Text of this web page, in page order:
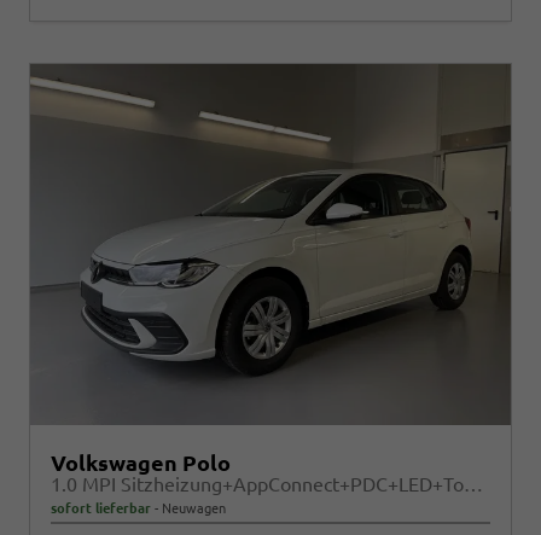
Volkswagen Polo
1.0 MPI Sitzheizung+AppConnect+PDC+LED+Touch+Lichtsensor+MultiLenkrad
sofort lieferbar Neuwagen